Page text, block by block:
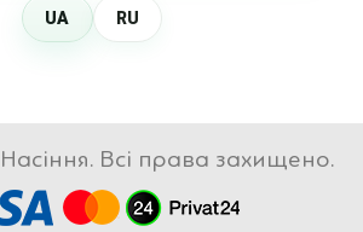
UA RU
Всі права захищено.